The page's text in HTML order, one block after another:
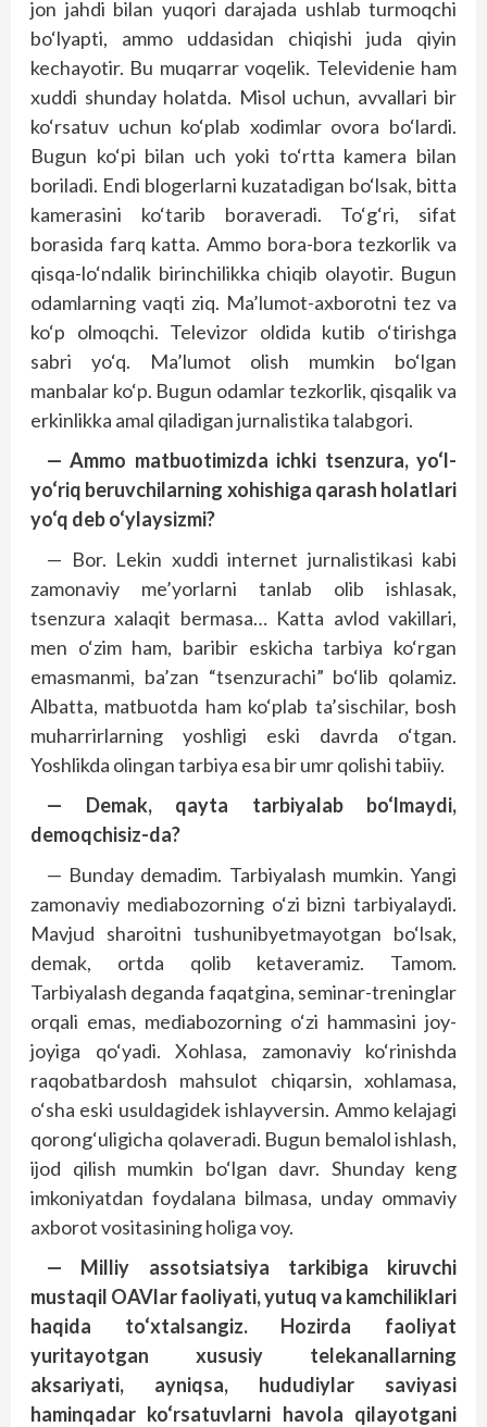
jon jahdi bilan yuqori darajada ushlab turmoqchi
bo‘lyapti, ammo uddasidan chiqishi juda qiyin
kechayotir. Bu muqarrar voqelik. Televidenie ham
xuddi shunday holatda. Misol uchun, avvallari bir
ko‘rsatuv uchun ko‘plab xodimlar ovora bo‘lardi.
Bugun ko‘pi bilan uch yoki to‘rtta kamera bilan
boriladi. Endi blogerlarni kuzatadigan bo‘lsak, bitta
kamerasini ko‘tarib boraveradi. To‘g‘ri, sifat
borasida farq katta. Ammo bora-bora tezkorlik va
qisqa-lo‘ndalik birinchilikka chiqib olayotir. Bugun
odamlarning vaqti ziq. Ma’lumot-axborotni tez va
ko‘p olmoqchi. Televizor oldida kutib o‘tirishga
sabri yo‘q. Ma’lumot olish mumkin bo‘lgan
manbalar ko‘p. Bugun odamlar tezkorlik, qisqalik va
erkinlikka amal qiladigan jurnalistika talabgori.
— Ammo matbuotimizda ichki tsenzura, yo‘l-
yo‘riq beruvchilarning xohishiga qarash holatlari
yo‘q deb o‘ylaysizmi?
— Bor. Lekin xuddi internet jurnalistikasi kabi
zamonaviy me’yorlarni tanlab olib ishlasak,
tsenzura xalaqit bermasa… Katta avlod vakillari,
men o‘zim ham, baribir eskicha tarbiya ko‘rgan
emasmanmi, ba’zan “tsenzurachi” bo‘lib qolamiz.
Albatta, matbuotda ham ko‘plab ta’sischilar, bosh
muharrirlarning yoshligi eski davrda o‘tgan.
Yoshlikda olingan tarbiya esa bir umr qolishi tabiiy.
— Demak, qayta tarbiyalab bo‘lmaydi,
demoqchisiz-da?
— Bunday demadim. Tarbiyalash mumkin. Yangi
zamonaviy mediabozorning o‘zi bizni tarbiyalaydi.
Mavjud sharoitni tushunibyetmayotgan bo‘lsak,
demak, ortda qolib ketaveramiz. Tamom.
Tarbiyalash deganda faqatgina, seminar-treninglar
orqali emas, mediabozorning o‘zi hammasini joy-
joyiga qo‘yadi. Xohlasa, zamonaviy ko‘rinishda
raqobatbardosh mahsulot chiqarsin, xohlamasa,
o‘sha eski usuldagidek ishlayversin. Ammo kelajagi
qorong‘uligicha qolaveradi. Bugun bemalol ishlash,
ijod qilish mumkin bo‘lgan davr. Shunday keng
imkoniyatdan foydalana bilmasa, unday ommaviy
axborot vositasining holiga voy.
— Milliy assotsiatsiya tarkibiga kiruvchi
mustaqil OAVlar faoliyati, yutuq va kamchiliklari
haqida to‘xtalsangiz. Hozirda faoliyat
yuritayotgan xususiy telekanallarning
aksariyati, ayniqsa, hududiylar saviyasi
haminqadar ko‘rsatuvlarni havola qilayotgani